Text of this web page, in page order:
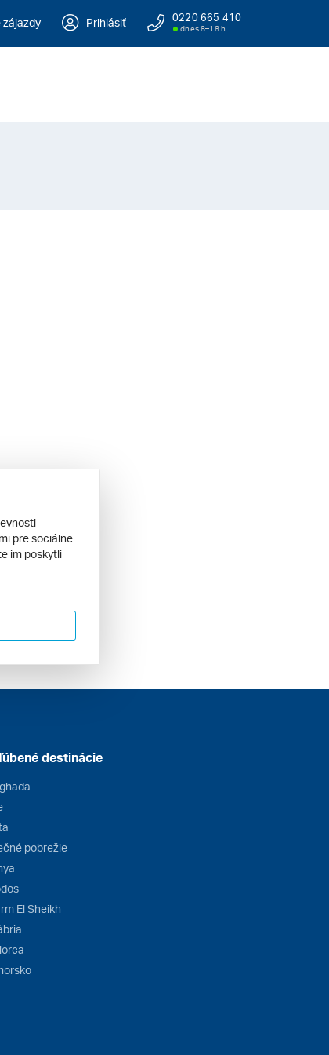
zájazdy Prihlásiť 0220 665 410
dnes 8–18 h
destinácie
pobrežie
El Sheikh
pre sociálne
im poskytli